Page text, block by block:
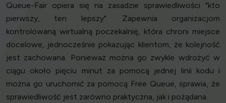
Queue-Fair opiera się na zasadzie sprawiedliwości "kto
pierwszy, ten lepszy". Zapewnia organizacjom
kontrolowaną wirtualną poczekalnię, która chroni miejsce
docelowe, jednocześnie pokazując klientom, że kolejność
jest zachowana. Ponieważ można go zwykle wdrożyć w
ciągu około pięciu minut za pomocą jednej linii kodu i
można go uruchomić za pomocą Free Queue, sprawia, że
sprawiedliwość jest zarówno praktyczna, jak i pożądana.